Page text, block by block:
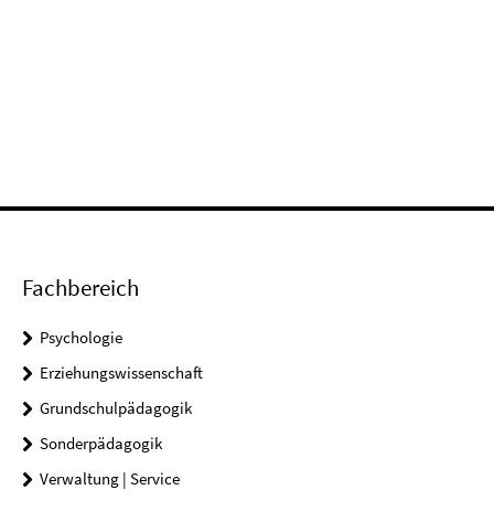
Fachbereich
Psychologie
Erziehungswissenschaft
Grundschulpädagogik
Sonderpädagogik
Verwaltung | Service